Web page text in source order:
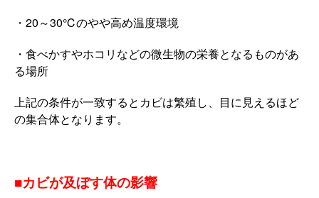
・20～30℃のやや高め温度環境
・食べかすやホコリなどの微生物の栄養となるものがあ
る場所
上記の条件が一致するとカビは繁殖し、目に見えるほど
の集合体となります。
■カビが及ぼす体の影響